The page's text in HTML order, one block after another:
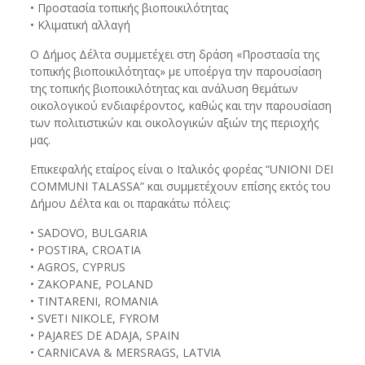
• Προστασία τοπικής βιοποικιλότητας
• Κλιματική αλλαγή
Ο Δήμος Δέλτα συμμετέχει στη δράση «Προστασία της
τοπικής βιοποικιλότητας» με υποέργα την παρουσίαση
της τοπικής βιοποικιλότητας και ανάλυση θεμάτων
οικολογικού ενδιαφέροντος, καθώς και την παρουσίαση
των πολιτιστικών και οικολογικών αξιών της περιοχής
μας.
Επικεφαλής εταίρος είναι ο Ιταλικός φορέας “UNIONI DEI
COMMUNI TALASSA” και συμμετέχουν επίσης εκτός του
Δήμου Δέλτα και οι παρακάτω πόλεις:
• SADOVO, BULGARIA
• POSTIRA, CROATIA
• AGROS, CYPRUS
• ZAKOPANE, POLAND
• TINTARENI, ROMANIA
• SVETI NIKOLE, FYROM
• PAJARES DE ADAJA, SPAIN
• CARNICAVA & MERSRAGS, LATVIA